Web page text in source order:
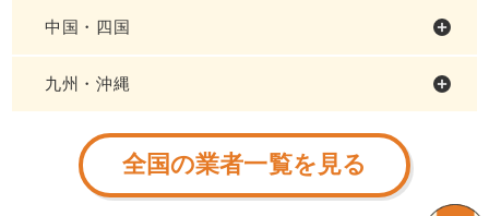
中国・四国
九州・沖縄
全国の業者一覧を見る